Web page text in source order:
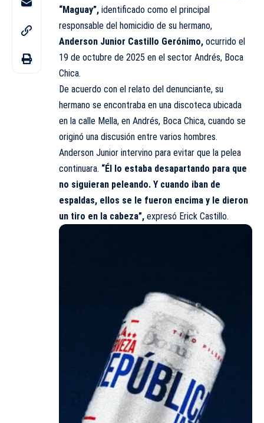
“Maguay”, identificado como el principal
responsable del homicidio de su hermano,
Anderson Junior Castillo Gerónimo, ocurrido el
19 de octubre de 2025 en el sector Andrés, Boca
Chica.
De acuerdo con el relato del denunciante, su
hermano se encontraba en una discoteca ubicada
en la calle Mella, en Andrés, Boca Chica, cuando se
originó una discusión entre varios hombres.
Anderson Junior intervino para evitar que la pelea
continuara. “Él lo estaba desapartando para que
no siguieran peleando. Y cuando iban de
espaldas, ellos se le fueron encima y le dieron
un tiro en la cabeza”, expresó Erick Castillo.